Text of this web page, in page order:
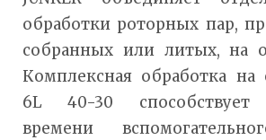
обработки роторных пар,
собранных или литых, на
Комплексная обработка на
6L 40-30 способствует
времени